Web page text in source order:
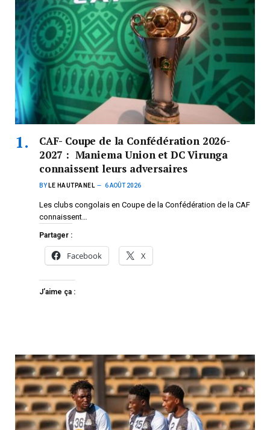
CAF- Coupe de la Confédération 2026-
2027 : Maniema Union et DC Virunga
connaissent leurs adversaires
BY LE HAUTPANEL 6 AOÛT 2026
Les clubs congolais en Coupe de la Confédération de la CAF
connaissent…
Partager :
Facebook X
J’aime ça :